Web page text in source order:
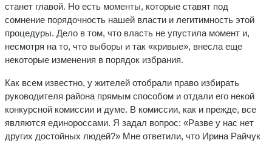
станет главой. Но есть моменты, которые ставят под
сомнение порядочность нашей власти и легитимность этой
процедуры. Дело в том, что власть не упустила момент и,
несмотря на то, что выборы и так «кривые», внесла еще
некоторые изменения в порядок избрания.
Как всем известно, у жителей отобрали право избирать
руководителя района прямым способом и отдали его некой
конкурсной комиссии и думе. В комиссии, как и прежде, все
являются единороссами. Я задал вопрос: «Разве у нас нет
других достойных людей?» Мне ответили, что Ирина Райчук